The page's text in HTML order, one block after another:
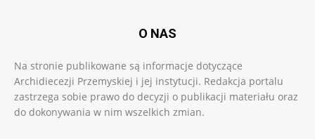
O NAS
Na stronie publikowane są informacje dotyczące
Archidiecezji Przemyskiej i jej instytucji. Redakcja portalu
zastrzega sobie prawo do decyzji o publikacji materiału oraz
do dokonywania w nim wszelkich zmian.